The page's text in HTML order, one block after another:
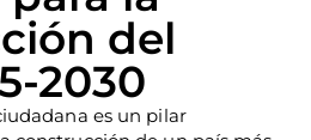
del
2030
es un pilar